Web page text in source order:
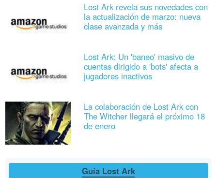
Lost Ark revela sus novedades con
la actualización de marzo: nueva
clase avanzada y más
Lost Ark: Un 'baneo' masivo de
cuentas dirigido a 'bots' afecta a
jugadores inactivos
La colaboración de Lost Ark con
The Witcher llegará el próximo 18
de enero
Guía Lost Ark